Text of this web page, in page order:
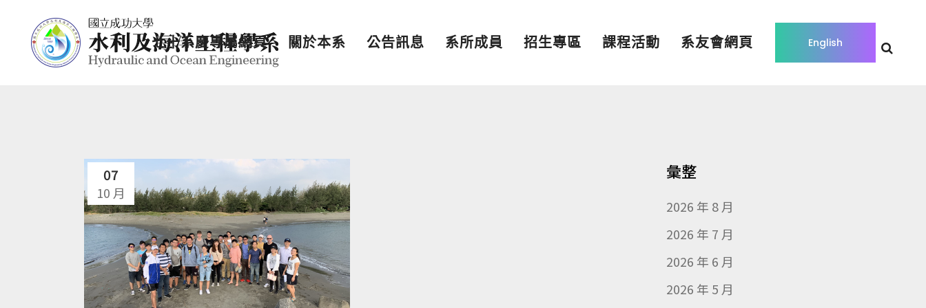
English
七十系慶專屬網頁 關於本系 公告訊息 系所成員 招生專區 課程活動 系友會網頁
07
10 月
彙整
2026 年 8 月
2026 年 7 月
2026 年 6 月
2026 年 5 月